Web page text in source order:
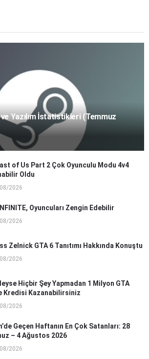
Yazılım İstatistikleri (Temmuz
of Us Part 2 Çok Oyunculu Modu 4v4
Oldu
2026
Oyuncuları Zengin Edebilir
2026
Zelnick GTA 6 Tanıtımı Hakkında Konuştu
2026
Hiçbir Şey Yapmadan 1 Milyon GTA
Kredisi Kazanabilirsiniz
2026
Geçen Haftanın En Çok Satanları: 28
– 4 Ağustos 2026
2026